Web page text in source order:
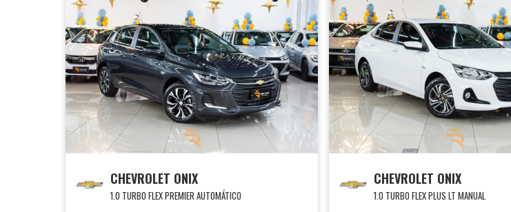
CHEVROLET ONIX
1.0 TURBO FLEX PREMIER AUTOMÁTICO
CHEVROLET ONIX
1.0 TURBO FLEX PLUS LT MANUAL